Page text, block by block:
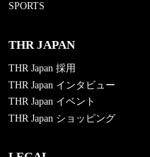
SPORTS
THR JAPAN
THR Japan 採用
THR Japan インタビュー
THR Japan イベント
THR Japan ショッピング